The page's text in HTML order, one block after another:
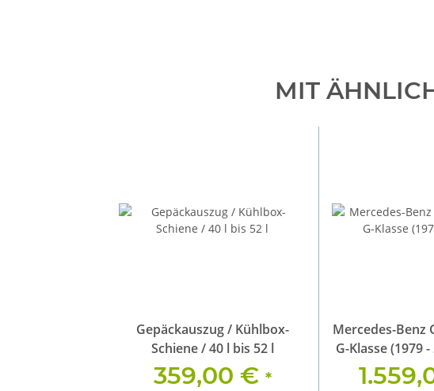
MIT
Gepäckauszug / Kühlbox-
Schiene / 40 l bis 52 l
359,00 € *
Mercedes-Benz
G-Klasse (1979
II 3/4